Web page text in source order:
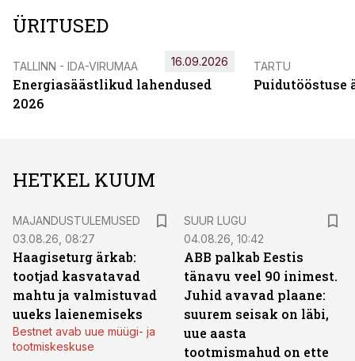
ÜRITUSED
TALLINN - IDA-VIRUMAA
Energiasäästlikud lahendused
2026
16.09.2026 TARTU
Puidutööstuse
HETKEL KUUM
MAJANDUSTULEMUSED
03.08.26, 08:27
Haagiseturg ärkab:
tootjad kasvatavad
mahtu ja valmistuvad
uueks laienemiseks
Bestnet avab uue müügi- ja
tootmiskeskuse
SUUR LUGU
04.08.26, 10:42
ABB palkab Eestis
tänavu veel 90 inimest.
Juhid avavad plaane:
suurem seisak on läbi,
uue aasta
tootmismahud on ette